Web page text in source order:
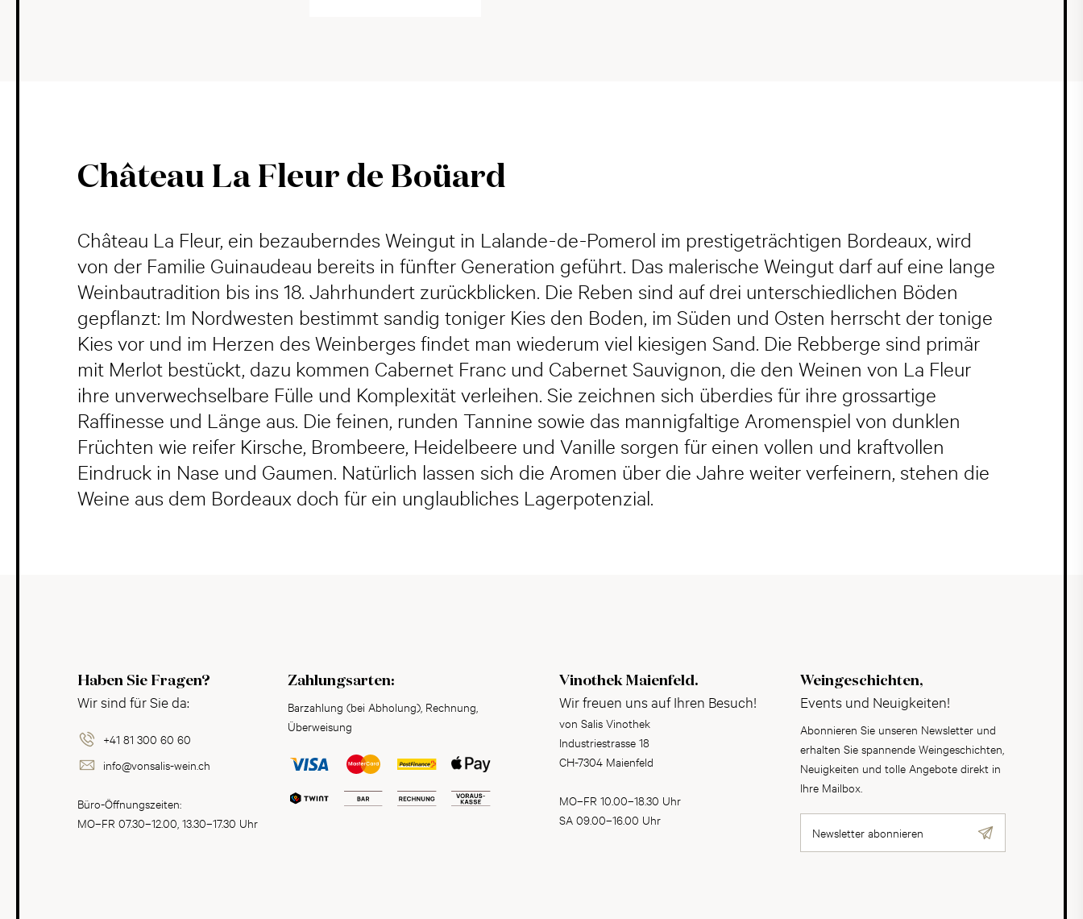
Château La Fleur de Boüard
Château La Fleur, ein bezauberndes Weingut in Lalande-de-Pomerol im prestigeträchtigen Bordeaux, wird
von der Familie Guinaudeau bereits in fünfter Generation geführt. Das malerische Weingut darf auf eine lange
Weinbautradition bis ins 18. Jahrhundert zurückblicken. Die Reben sind auf drei unterschiedlichen Böden
gepflanzt: Im Nordwesten bestimmt sandig toniger Kies den Boden, im Süden und Osten herrscht der tonige
Kies vor und im Herzen des Weinberges findet man wiederum viel kiesigen Sand. Die Rebberge sind primär
mit Merlot bestückt, dazu kommen Cabernet Franc und Cabernet Sauvignon, die den Weinen von La Fleur
ihre unverwechselbare Fülle und Komplexität verleihen. Sie zeichnen sich überdies für ihre grossartige
Raffinesse und Länge aus. Die feinen, runden Tannine sowie das mannigfaltige Aromenspiel von dunklen
Früchten wie reifer Kirsche, Brombeere, Heidelbeere und Vanille sorgen für einen vollen und kraftvollen
Eindruck in Nase und Gaumen. Natürlich lassen sich die Aromen über die Jahre weiter verfeinern, stehen die
Weine aus dem Bordeaux doch für ein unglaubliches Lagerpotenzial.
Haben Sie Fragen?
Wir sind für Sie da:
+41 81 300 60 60
info@vonsalis-wein.ch
Büro-Öffnungszeiten:
MO–FR 07.30–12.00, 13.30–17.30 Uhr
Zahlungsarten:
Barzahlung (bei Abholung), Rechnung,
Überweisung
Vinothek Maienfeld.
Wir freuen uns auf Ihren Besuch!
von Salis Vinothek
Industriestrasse 18
CH-7304 Maienfeld
MO–FR 10.00–18.30 Uhr
SA 09.00–16.00 Uhr
Weingeschichten,
Events und Neuigkeiten!
Abonnieren Sie unseren Newsletter und
erhalten Sie spannende Weingeschichten,
Neuigkeiten und tolle Angebote direkt in
Ihre Mailbox.
Newsletter abonnieren